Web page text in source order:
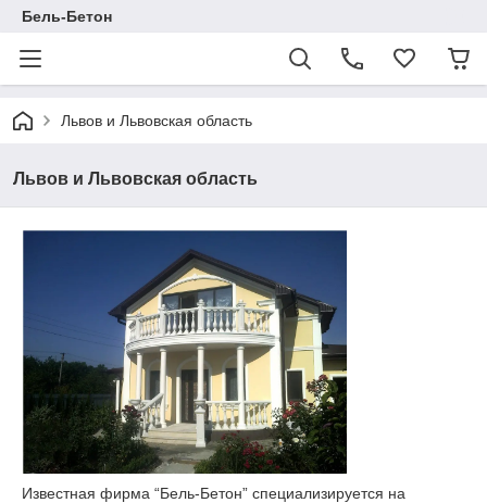
Бель-Бетон
Львов и Львовская область
Львов и Львовская область
Известная фирма “Бель-Бетон” специализируется на